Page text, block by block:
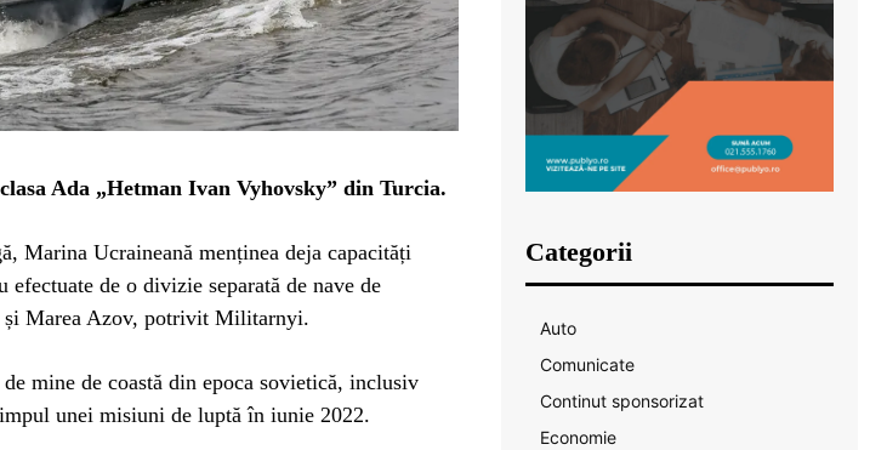
Ada „Hetman Ivan Vyhovsky” din Turcia.
Marina Ucraineană menținea deja capacități
de o divizie separată de nave de
și Marea Azov, potrivit Militarnyi.
mine de coastă din epoca sovietică, inclusiv
unei misiuni de luptă în iunie 2022.
Categorii
Auto
Comunicate
Continut sponsorizat
Economie